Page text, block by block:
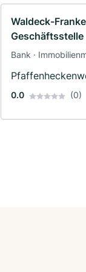
Waldeck-
Geschäftsstelle
Bank ·
0.0 (0)